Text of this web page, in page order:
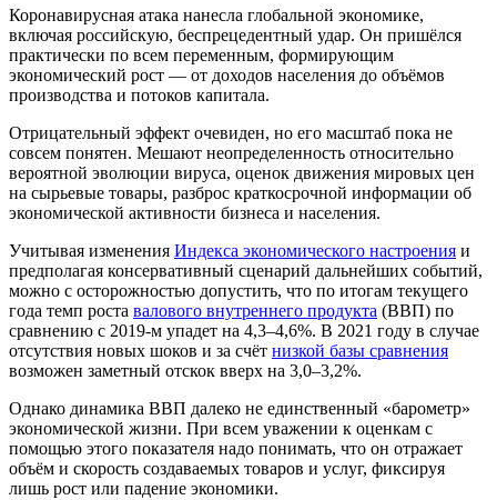
Коронавирусная атака нанесла глобальной экономике,
включая российскую, беспрецедентный удар. Он пришёлся
практически по всем переменным, формирующим
экономический рост — от доходов населения до объёмов
производства и потоков капитала.
Отрицательный эффект очевиден, но его масштаб пока не
совсем понятен. Мешают неопределенность относительно
вероятной эволюции вируса, оценок движения мировых цен
на сырьевые товары, разброс краткосрочной информации об
экономической активности бизнеса и населения.
Учитывая изменения Индекса экономического настроения и
предполагая консервативный сценарий дальнейших событий,
можно с осторожностью допустить, что по итогам текущего
года темп роста валового внутреннего продукта (ВВП) по
сравнению с 2019-м упадет на 4,3–4,6%. В 2021 году в случае
отсутствия новых шоков и за счёт низкой базы сравнения
возможен заметный отскок вверх на 3,0–3,2%.
Однако динамика ВВП далеко не единственный «барометр»
экономической жизни. При всем уважении к оценкам с
помощью этого показателя надо понимать, что он отражает
объём и скорость создаваемых товаров и услуг, фиксируя
лишь рост или падение экономики.